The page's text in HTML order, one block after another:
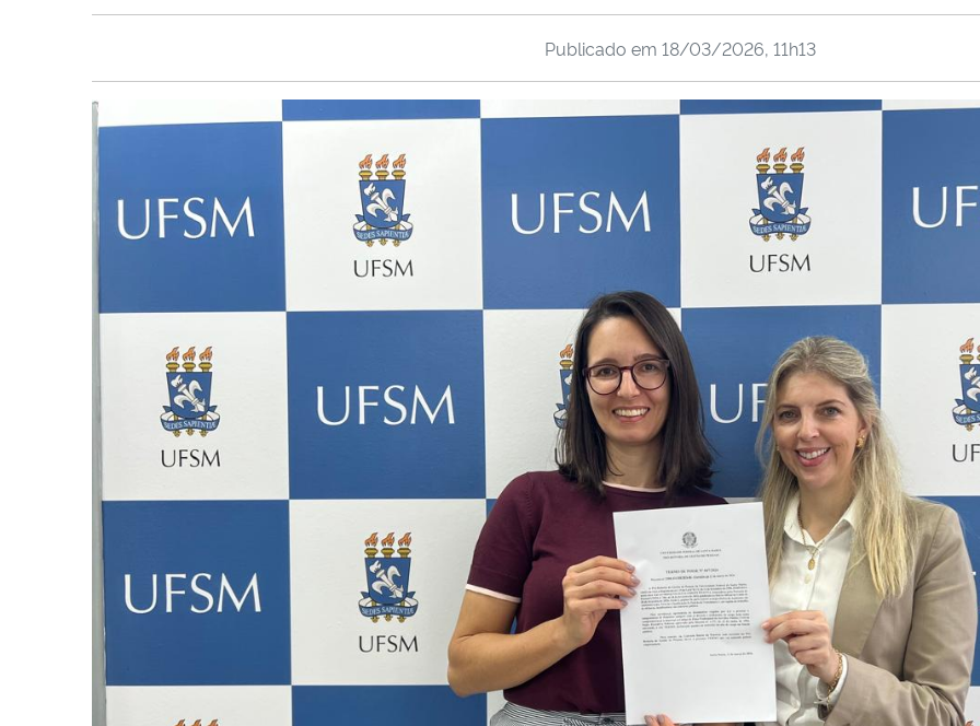
Publicado em 18/03/2026, 11h13